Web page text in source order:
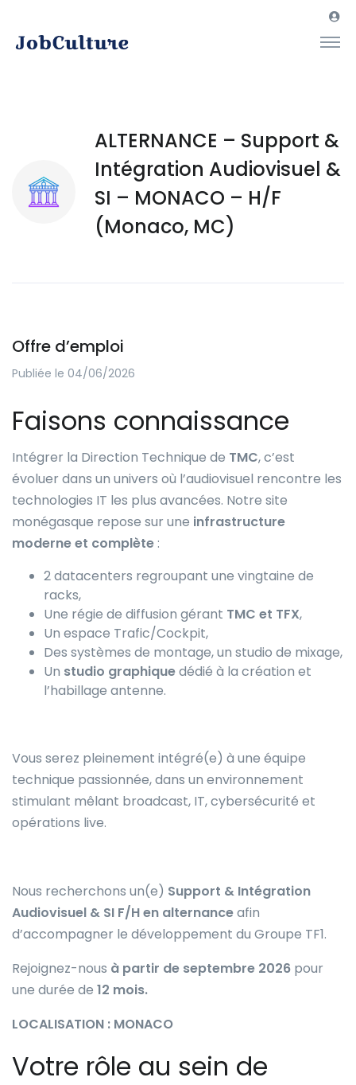
ALTERNANCE – Support &
Intégration Audiovisuel &
SI – MONACO – H/F
(Monaco, MC)
Offre d’emploi
Publiée le 04/06/2026
Faisons connaissance
Intégrer la Direction Technique de TMC, c’est
évoluer dans un univers où l’audiovisuel rencontre les
technologies IT les plus avancées. Notre site
monégasque repose sur une infrastructure
moderne et complète :
2 datacenters regroupant une vingtaine de
racks,
Une régie de diffusion gérant TMC et TFX,
Un espace Trafic/Cockpit,
Des systèmes de montage, un studio de mixage,
Un studio graphiquedédié à la création et
l’habillage antenne.
Vous serez pleinement intégré(e) à une équipe
technique passionnée, dans un environnement
stimulant mêlant broadcast, IT, cybersécurité et
opérations live.
Nous recherchons un(e) Support & Intégration
Audiovisuel & SI F/H en alternanceafin
d’accompagner le développement du Groupe TF1.
Rejoignez-nous à partir de septembre 2026 pour
une durée de 12 mois.
LOCALISATION : MONACO
Votre rôle au sein de